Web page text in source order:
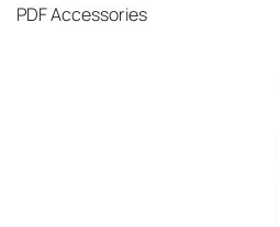
PDFAccessories